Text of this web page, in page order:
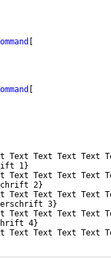
Text Text Text Text
1}
Text Text Text Text
2}
Text Text Text Text
3}
Text Text Text Text
4}
Text Text Text Text